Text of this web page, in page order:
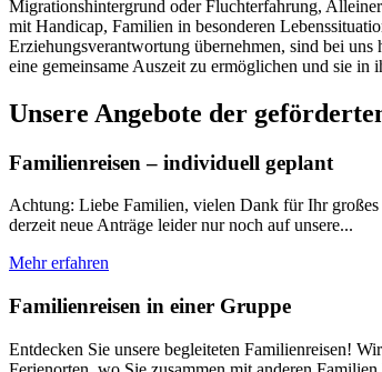
Migrationshintergrund oder Fluchterfahrung,
mit Handicap, Familien in besonderen
Erziehungsverantwortung übernehmen, sind bei
eine gemeinsame Auszeit zu ermöglichen und sie in
Unsere Angebote der
Familienreisen – individuell geplant
Achtung: Liebe Familien, vielen Dank für Ihr
derzeit neue Anträge leider nur noch auf unsere...
Mehr erfahren
Familienreisen in einer Gruppe
Entdecken Sie unsere begleiteten Familienreisen!